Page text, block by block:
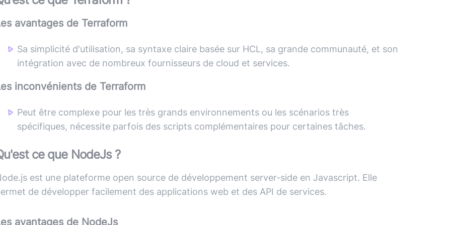
avantages de Terraform
Sa simplicité d'utilisation, sa syntaxe claire basée sur HCL, sa grande communauté, et son
intégration avec de nombreux fournisseurs de cloud et services.
inconvénients de Terraform
Peut être complexe pour les très grands environnements ou les scénarios très
spécifiques, nécessite parfois des scripts complémentaires pour certaines tâches.
ce que NodeJs?
est une plateforme open source de développement server-side en Javascript. Elle
de développer facilement des applications web et des API de services.
avantages de NodeJs